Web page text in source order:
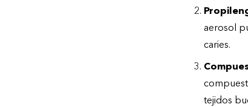
aerosol
caries.
tejidos